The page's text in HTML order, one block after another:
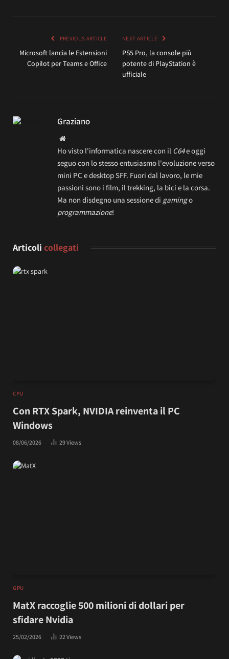
PREVIOUS ARTICLE
Microsoft lancia le Estensioni
Copilot per Teams e Office
NEXT ARTICLE
PS5 Pro, la console più
potente di PlayStation è
ufficiale
Graziano
Website
Ho visto l'informatica nascere con il C64e oggi
seguo con lo stesso entusiasmo l'evoluzione verso
mini PC e desktop SFF. Fuori dal lavoro, le mie
passioni sono i film, il trekking, la bici e la corsa.
Ma non disdegno una sessione di gamingo
programmazione!
Articoli collegati
CPU
Con RTX Spark, NVIDIA reinventa il PC
Windows
08/06/2026 29Views
GPU
MatX raccoglie 500 milioni di dollari per
sfidare Nvidia
25/02/2026 22 Views